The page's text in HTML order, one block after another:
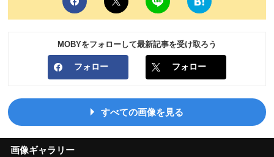
MOBYをフォローして最新記事を受け取ろう
フォロー フォロー
すべての画像を見る
画像ギャラリー